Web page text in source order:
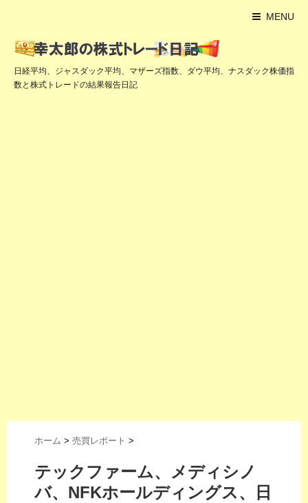
MENU
日経平均、ジャスダック平均、マザーズ指数、ダウ平均、ナスダック株価指
数と株式トレードの結果報告日記
ホーム > 売買レポート >
テックファーム、メディシノ
バ、NFKホールディングス、日